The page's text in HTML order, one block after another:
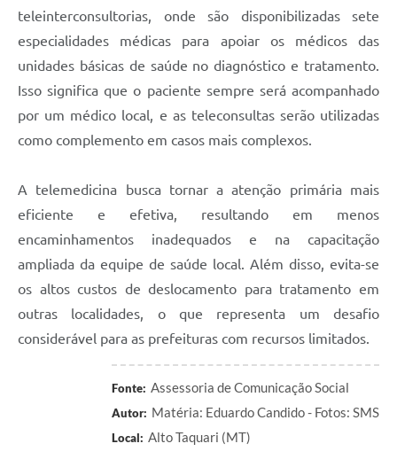
teleinterconsultorias, onde são disponibilizadas sete
especialidades médicas para apoiar os médicos das
unidades básicas de saúde no diagnóstico e tratamento.
Isso significa que o paciente sempre será acompanhado
por um médico local, e as teleconsultas serão utilizadas
como complemento em casos mais complexos.
A telemedicina busca tornar a atenção primária mais
eficiente e efetiva, resultando em menos
encaminhamentos inadequados e na capacitação
ampliada da equipe de saúde local. Além disso, evita-se
os altos custos de deslocamento para tratamento em
outras localidades, o que representa um desafio
considerável para as prefeituras com recursos limitados.
Fonte: Assessoria de Comunicação Social
Autor: Matéria: Eduardo Candido - Fotos: SMS
Local: Alto Taquari (MT)